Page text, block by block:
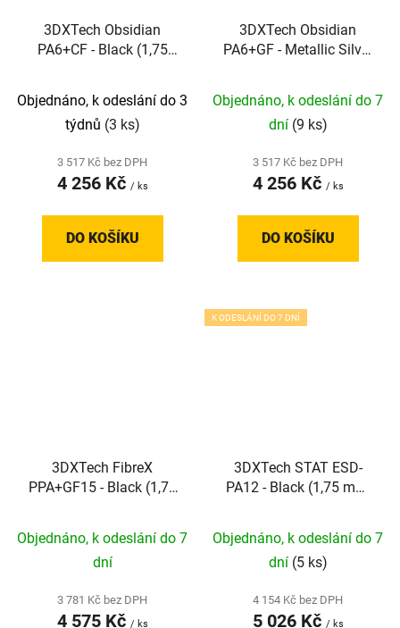
3DXTech Obsidian
PA6+CF - Black (1,75
Objednáno, k odeslání do 3
týdnů (3 ks)
3 517 Kč bez DPH
4 256 Kč / ks
DO KOŠÍKU
3DXTech Obsidian
PA6+GF - Metallic Silver
Objednáno, k odeslání do 7
dní (9 ks)
3 517 Kč bez DPH
4 256 Kč / ks
DO KOŠÍKU
3DXTech FibreX
PPA+GF15 - Black (1,75
Objednáno, k odeslání do 7
dní
3 781 Kč bez DPH
4 575 Kč / ks
K ODESLÁNÍ DO 7 DNÍ
3DXTech STAT ESD-
PA12 - Black (1,75 mm;
Objednáno, k odeslání do 7
dní (5 ks)
4 154 Kč bez DPH
5 026 Kč / ks